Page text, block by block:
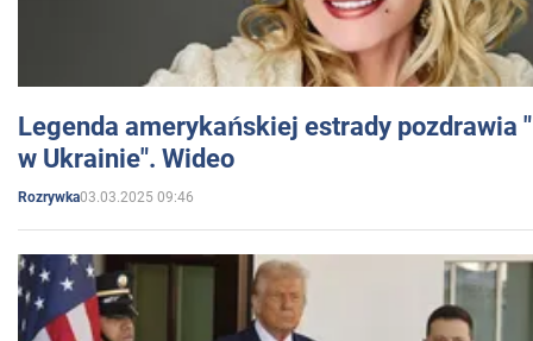
Legenda amerykańskiej estrady pozdrawia
w Ukrainie". Wideo
Rozrywka03.03.2025 09:46